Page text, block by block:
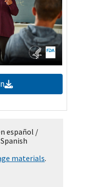
español /
materials.